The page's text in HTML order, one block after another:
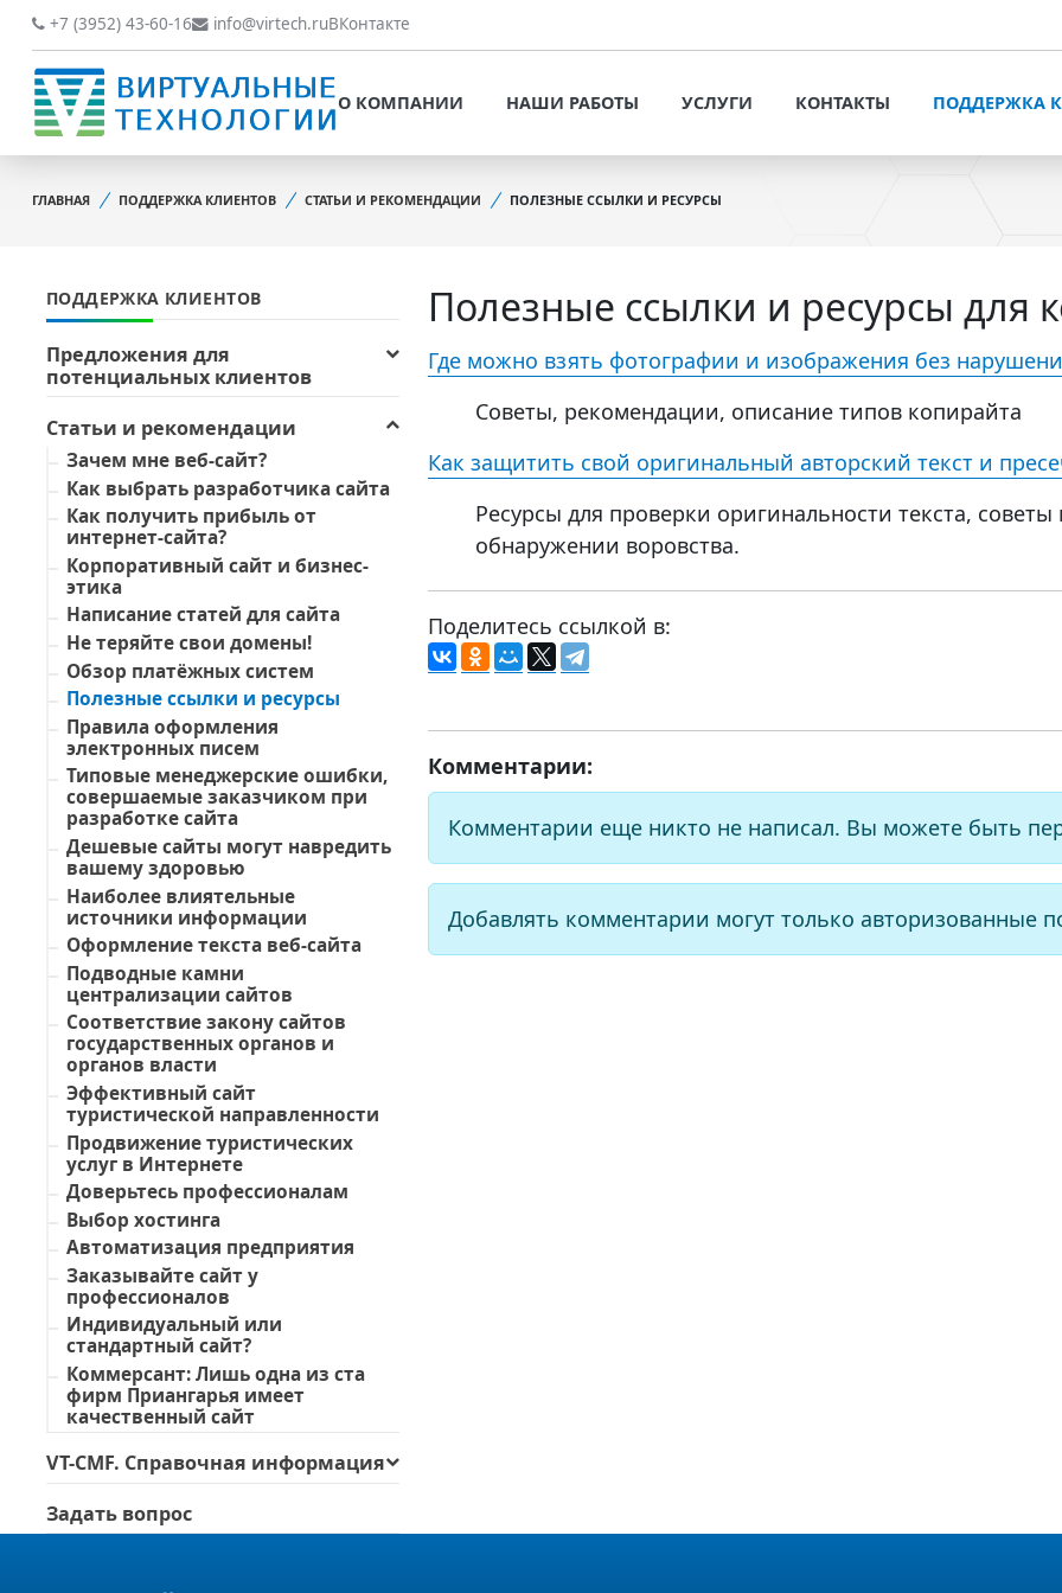
О КОМПАНИИ
ВИДЫ ДЕЯТЕЛЬНОСТИ
НОВОСТИ
НАШИ ПРЕИМУЩЕСТВА
ОФИЦИАЛЬНЫЕ
ДОКУМЕНТЫ
ОБРАТНАЯ СВЯЗЬ
ОТЗЫВЫ КЛИЕНТОВ
НАШИ РАБОТЫ
ОФОРМИТЬ ЗАЯВКУ
СИСТЕМНОЕ
КОНТЕНТОМ
АУДИТ САЙТОВ
+7 (3952) 43-60-16 info@virtech.ruВКонтакте
О КОМПАНИИ
ОБРАБОТКА ПЕРСОНАЛЬНЫХ
ОФИЦИАЛЬНЫЕ ДОКУМЕНТЫ
ОБРАТНАЯ СВЯЗЬ
ОТЗЫВЫ КЛИЕНТОВ
НАШИ РАБОТЫ УСЛУГИ
ПРОДВИЖЕНИЕ САЙТОВ
СИСТЕМНОЕ СОПРОВОЖДЕНИЕ
НАПОЛНЕНИЕ САЙТА
КОНТЕНТОМ
АУДИТ САЙТОВ
КОНТАКТЫ ПОДДЕРЖКА
ИНФОРМАЦИЯ
ЗАДАТЬ ВОПРОС
ГЛАВНАЯ ПОДДЕРЖКА КЛИЕНТОВ СТАТЬИ И РЕКОМЕНДАЦИИ ПОЛЕЗНЫЕ ССЫЛКИ И РЕСУРСЫ
Полезные ссылки и ресурсы для
Где можно взять фотографии и изображения без
Советы, рекомендации, описание типов копирайта
Как защитить свой оригинальный авторский текст и
Ресурсы для проверки оригинальности текста,
обнаружении воровства.
Поделитесь ссылкой в:
Комментарии:
Комментарии еще никто не написал. Вы можете быть
Добавлять комментарии могут только авторизованные
ПОДДЕРЖКА КЛИЕНТОВ
Предложения для
потенциальных клиентов
Статьи и рекомендации
Зачем мне веб-сайт?
Как выбрать разработчика сайта
Как получить прибыль от
интернет-сайта?
Корпоративный сайт и бизнес-
этика
Написание статей для сайта
Не теряйте свои домены!
Обзор платёжных систем
Полезные ссылки и ресурсы
Правила оформления
электронных писем
Типовые менеджерские ошибки,
совершаемые заказчиком при
разработке сайта
Дешевые сайты могут навредить
вашему здоровью
Наиболее влиятельные
источники информации
Оформление текста веб-сайта
Подводные камни
централизации сайтов
Соответствие закону сайтов
государственных органов и
органов власти
Эффективный сайт
туристической направленности
Продвижение туристических
услуг в Интернете
Доверьтесь профессионалам
Выбор хостинга
Автоматизация предприятия
Заказывайте сайт у
профессионалов
Индивидуальный или
стандартный сайт?
Коммерсант: Лишь одна из ста
фирм Приангарья имеет
качественный сайт
VT-CMF. Справочная информация
Задать вопрос